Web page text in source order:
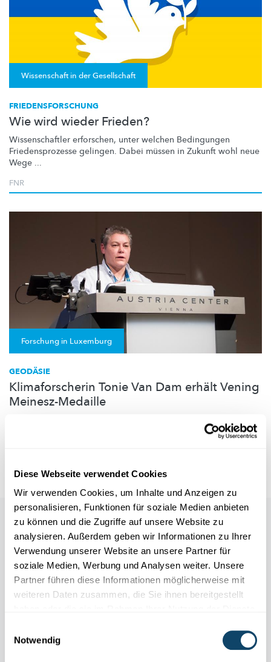
Diese Webseite verwendet Cookies
Wir verwenden Cookies, um Inhalte und Anzeigen zu
personalisieren, Funktionen für soziale Medien anbieten
zu können und die Zugriffe auf unsere Website zu
analysieren. Außerdem geben wir Informationen zu Ihrer
Verwendung unserer Website an unsere Partner für
soziale Medien, Werbung und Analysen weiter. Unsere
Partner führen diese Informationen möglicherweise mit
weiteren Daten zusammen, die Sie ihnen bereitgestellt
Notwendig
Wissenschaft in der Gesellschaft
FRIEDENSFORSCHUNG
Wie wird wieder Frieden?
Wissenschaftler erforschen, unter welchen Bedingungen
Friedensprozesse gelingen. Dabei müssen in Zukunft wohl neue
Wege ...
FNR
Forschung in Luxemburg
GEODÄSIE
Klimaforscherin Tonie Van Dam erhält Vening
Meinesz-Medaille
Tonie Van Dam von der
Auch in dieser Rubrik